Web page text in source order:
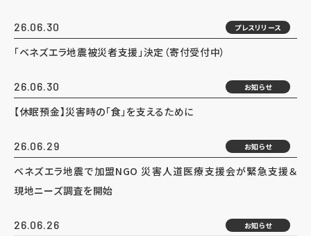
26.06.30 プレスリリース
「ベネズエラ地震被災者支援」決定（寄付受付中）
26.06.30 お知らせ
【休眠預金】災害時の「食」を支えるために
26.06.29 お知らせ
ベネズエラ地震で加盟NGO 災害人道医療支援会が緊急支援＆
現地ニーズ調査を開始
26.06.26 お知らせ